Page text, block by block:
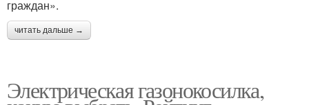
граждан».
читать дальше →
Электрическая газонокосилка,